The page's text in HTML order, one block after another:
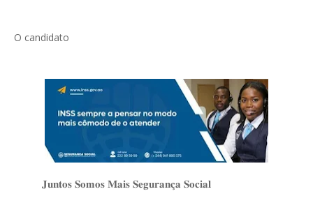
O candidato
𝐉𝐮𝐧𝐭𝐨𝐬 𝐒𝐨𝐦𝐨𝐬 𝐌𝐚𝐢𝐬 𝐒𝐞𝐠𝐮𝐫𝐚𝐧𝐜̧𝐚 𝐒𝐨𝐜𝐢𝐚𝐥